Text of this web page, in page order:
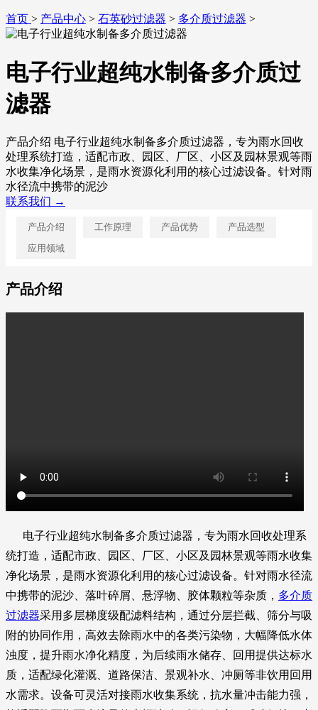
首页 > 产品中心 > 石英砂过滤器 > 多介质过滤器 >
电子行业超纯水制备多介质过
滤器
产品介绍 电子行业超纯水制备多介质过滤器，专为雨水回收
处理系统打造，适配市政、园区、厂区、小区及园林景观等雨
水收集净化场景，是雨水资源化利用的核心过滤设备。针对雨
水径流中携带的泥沙
联系我们 →
产品介绍 工作原理 产品优势
产品选型
应用领域
产品介绍
电子行业超纯水制备多介质过滤器，专为雨水回收处理系
统打造，适配市政、园区、厂区、小区及园林景观等雨水收集
净化场景，是雨水资源化利用的核心过滤设备。针对雨水径流
中携带的泥沙、落叶碎屑、悬浮物、胶体颗粒等杂质， 多介质
过滤器采用多层梯度级配滤料结构，通过分层拦截、筛分与吸
附的协同作用，高效去除雨水中的各类污染物，大幅降低水体
浊度，提升雨水净化精度，为后续雨水储存、回用提供达标水
质，适配绿化灌溉、道路保洁、景观补水、冲厕等非饮用回用
水需求。设备可灵活对接雨水收集系统，抗水量冲击能力强，